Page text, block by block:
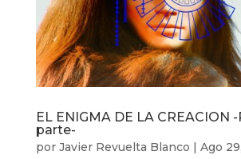
EL ENIGMA DE LA CREACION
parte-
por Javier Revuelta Blanco | Ago